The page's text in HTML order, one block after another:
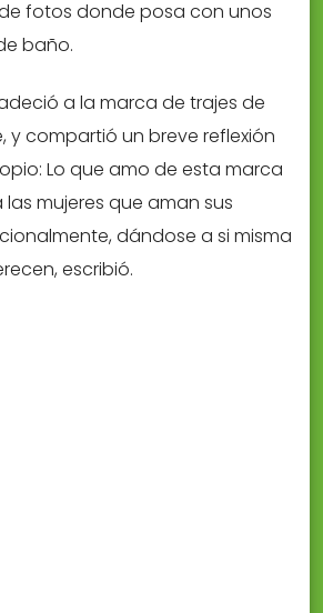
fotos donde posa con unos
baño.
a la marca de trajes de
y compartió un breve reflexión
Lo que amo de esta marca
mujeres que aman sus
dándose a si misma
escribió.